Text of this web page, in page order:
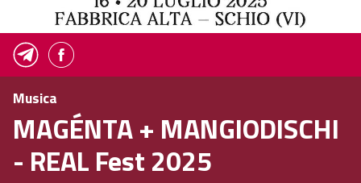
Musica
MAGÉNTA + MANGIODISCHI
- REAL Fest 2025